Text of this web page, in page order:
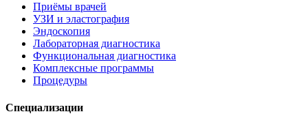
Приёмы врачей
УЗИ и эластография
Эндоскопия
Лабораторная диагностика
Функциональная диагностика
Комплексные программы
Процедуры
Специализации